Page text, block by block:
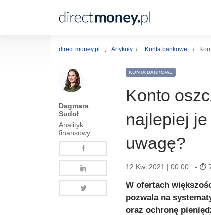
direct.money.pl Artykuły Konta bankowe
Dagmara
Sudoł
Analityk
finansowy
KONTA BANKOWE
Konto
najlepiej je
uwagę?
12 Kwi 2021 | 00:00
W ofertach
pozwala na
oraz ochronę